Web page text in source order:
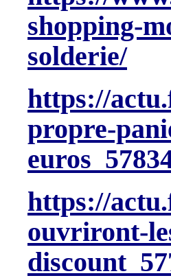
shopping-
solderie/
https://
propre-
https://
ouvriront-